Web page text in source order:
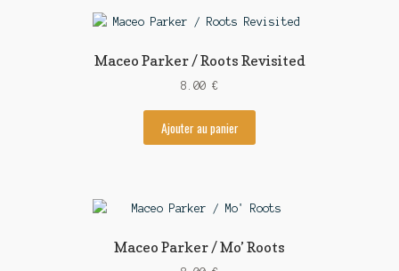
Maceo Parker / Roots Revisited
8.00 €
Ajouter au panier
Maceo Parker / Mo’ Roots